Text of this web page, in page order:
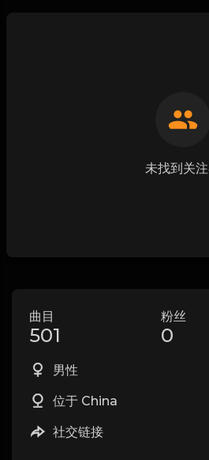
未找到关
曲目
501
粉丝
0
男性
位于 China
社交链接